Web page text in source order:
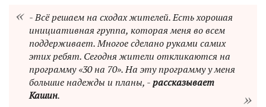
- Всё решаем на сходах жителей. Есть хорошая
инициативная группа, которая меня во всем
поддерживает. Многое сделано руками самих
этих ребят. Сегодня жители откликаются на
программу «30 на 70». На эту программу у меня
большие надежды и планы, -рассказывает
Кашин.